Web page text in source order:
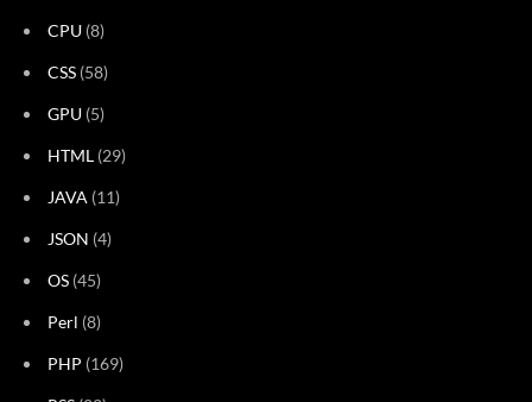
CPU (8)
CSS (58)
GPU (5)
HTML (29)
JAVA (11)
JSON (4)
OS (45)
Perl (8)
PHP (169)